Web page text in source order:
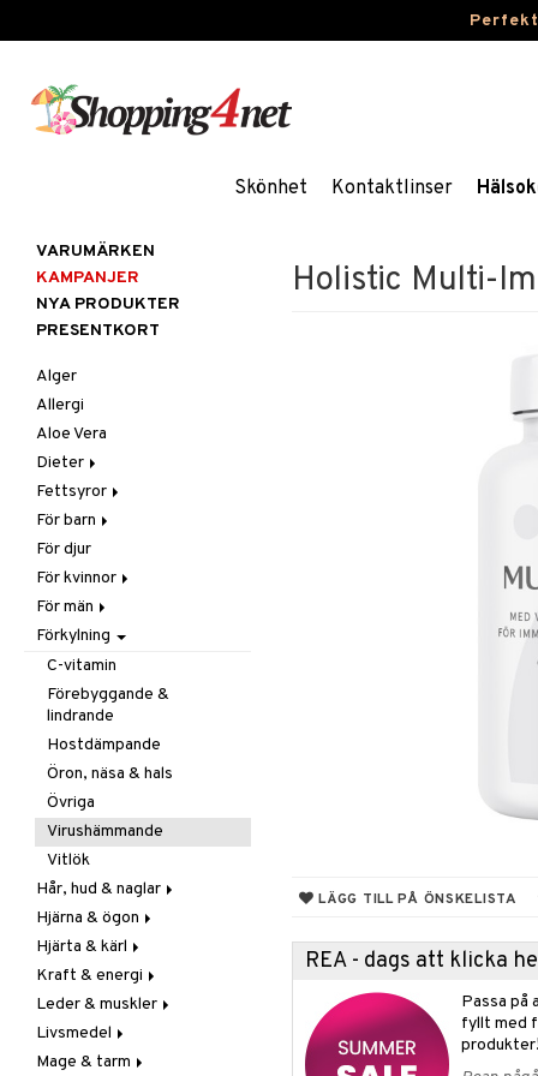
Skönhet Kontaktlinser
Holistic Multi-
LÄGG TILL PÅ ÖNSKELISTA
REA - dags att klicka
Passa på
fyllt med
produkter!
VARUMÄRKEN
KAMPANJER
NYA PRODUKTER
PRESENTKORT
Alger
Allergi
Aloe Vera
Dieter
Glutenintolerans
LCHF
Raw Food
Fettsyror
Marina fettsyror
Veg fettsyror
För barn
Fettsyror
Hudvård
Vitamin & mineral
För djur
För kvinnor
Graviditet & amning
Klimakterie & PMS
Näringstillskott
Övriga
Sex & lust
Skelett
Urinvägar
För män
Näringstillskott
Övriga
Prostata
Sex & lust
Förkylning
C-vitamin
Förebyggande &
lindrande
Hostdämpande
Öron, näsa & hals
Övriga
Virushämmande
Vitlök
Hår, hud & naglar
Hår
Kosttillskott
Sol & pigment
Hjärna & ögon
Fettsyror
Minne
Ögon
Hjärta & kärl
Ginkgo biloba
Kärlstärkande
Kolesterolsänkande
Marina fettsyror
Kraft & energi
Ginseng
Övriga
Prestation
Leder & muskler
Kosttillskott
Utvärtes
Livsmedel
Bars
Mage & tarm